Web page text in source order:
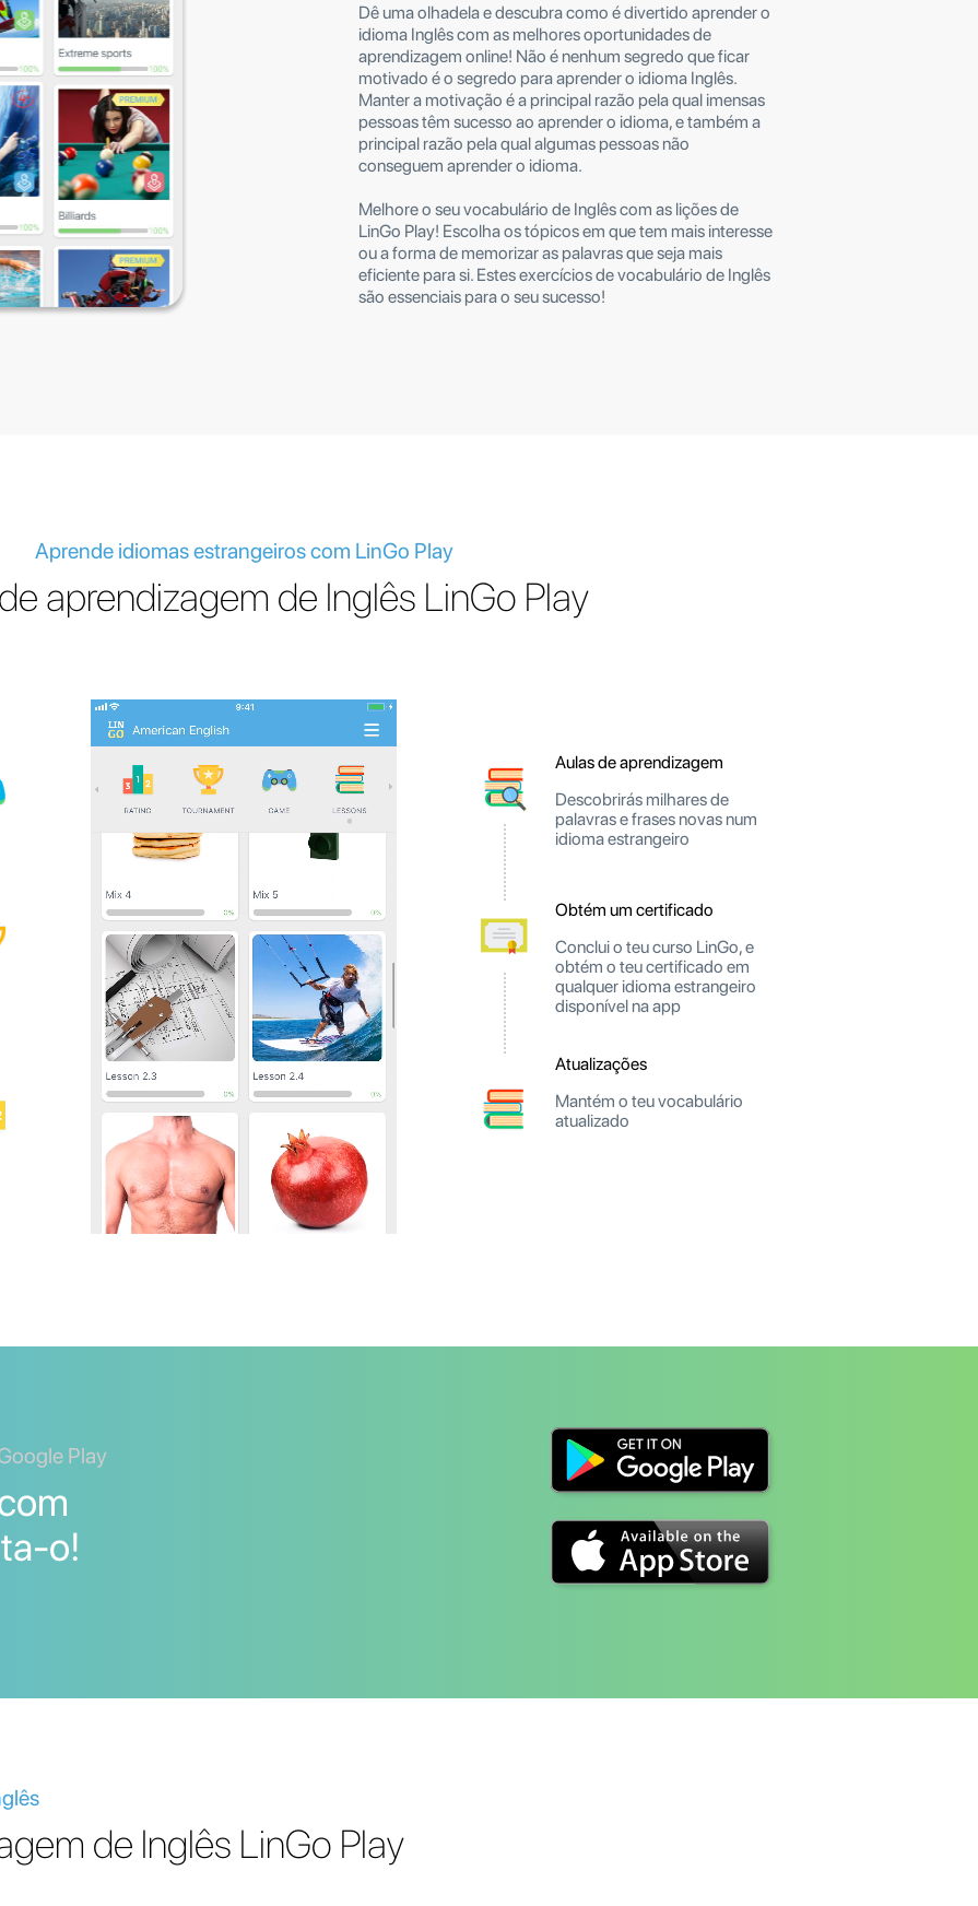
Dê uma olhadela e descubra como é divertido aprender o
idioma Inglês com as melhores oportunidades de
aprendizagem online! Não é nenhum segredo que ficar
motivado é o segredo para aprender o idioma Inglês.
Manter a motivação é a principal razão pela qual imensas
pessoas têm sucesso ao aprender o idioma, e também a
principal razão pela qual algumas pessoas não
conseguem aprender o idioma.
Melhore o seu vocabulário de Inglês com as lições de
LinGo Play! Escolha os tópicos em que tem mais interesse
ou a forma de memorizar as palavras que seja mais
eficiente para si. Estes exercícios de vocabulário de Inglês
são essenciais para o seu sucesso!
Aprende idiomas estrangeiros com LinGo Play
aprendizagem de Inglês LinGo Play
Aulas de aprendizagem
Descobrirás milhares de
palavras e frases novas num
idioma estrangeiro
Obtém um certificado
Conclui o teu curso LinGo, e
obtém o teu certificado em
qualquer idioma estrangeiro
disponível na app
Atualizações
Mantém o teu vocabulário
atualizado
Play
o!
de Inglês LinGo Play